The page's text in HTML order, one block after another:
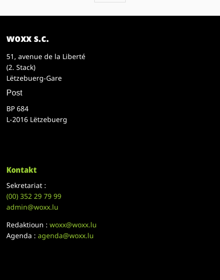
woxx s.c.
51, avenue de la Liberté
(2. Stack)
Lëtzebuerg-Gare
Post
BP 684
L-2016 Lëtzebuerg
Kontakt
Sekretariat :
(00)352 29 79 99
admin@woxx.lu
Redaktioun :woxx@woxx.lu
Agenda :agenda@woxx.lu